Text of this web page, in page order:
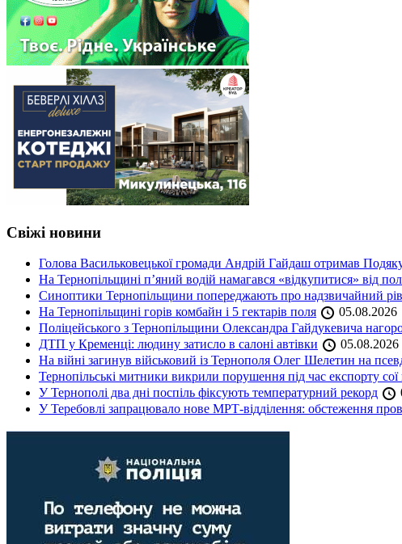
Свіжі новини
Голова Васильковецької громади Андрій Гайдаш отримав
На Тернопільщині п’яний водій намагався «відкупитися» від
Синоптики Тернопільщини попереджають про надзвичайний
На Тернопільщині горів комбайн і 5 гектарів поля
05.08.2026
Поліцейського з Тернопільщини Олександра Гайдукевича
ДТП у Кременці: людину затисло в салоні автівки
05.08.2026
На війні загинув військовий із Тернополя Олег Шелетин на
Тернопільські митники викрили порушення під час експорту
У Тернополі два дні поспіль фіксують температурний рекорд
У Теребовлі запрацювало нове МРТ-відділення: обстеження